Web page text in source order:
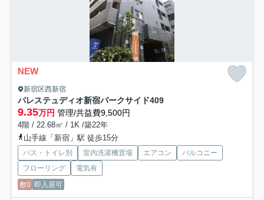
NEW
新宿区西新宿
パレステュディオ新宿パークサイド409
9.35万円 管理/共益費9,500円
4階 / 22.68㎡ / 1K /築22年
山手線「新宿」駅 徒歩15分
バス・トイレ別 室内洗濯機置場 エアコン
バルコニー
フローリング
電気有
敷0 即入居可